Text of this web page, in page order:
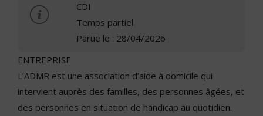
CDI
Temps partiel
Parue le : 28/04/2026
ENTREPRISE
L’ADMR est une association d’aide à domicile qui
intervient auprès des familles, des personnes âgées, et
des personnes en situation de handicap au quotidien.